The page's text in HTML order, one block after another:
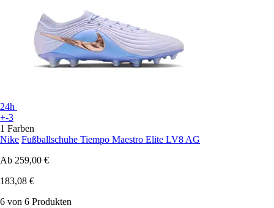
24h
+-3
1 Farben
Nike Fußballschuhe Tiempo Maestro Elite LV8 AG
Ab 259,00 €
183,08 €
6 von 6 Produkten